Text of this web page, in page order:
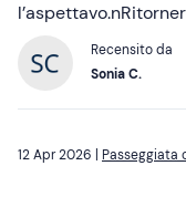
Recensito da
Sonia C.
12 Apr 2026 | Passeggiata